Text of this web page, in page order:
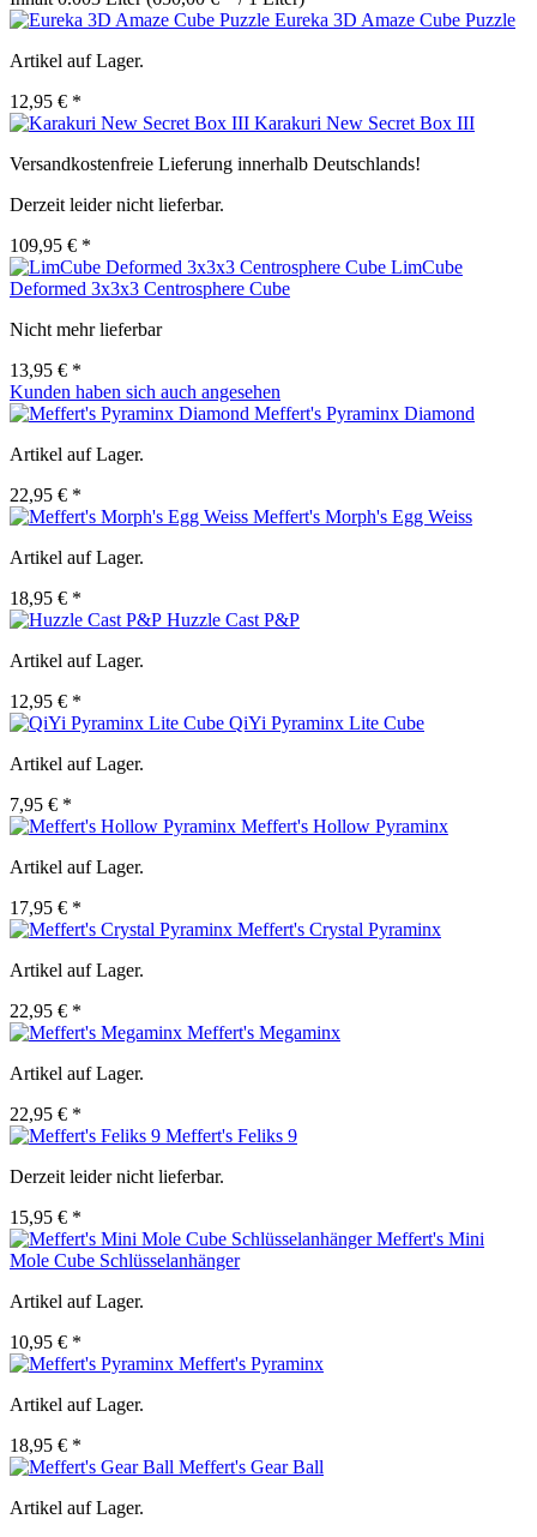
Eureka 3D Amaze Cube Puzzle
Artikel auf Lager.
12,95 € *
Karakuri New Secret Box III
Versandkostenfreie Lieferung innerhalb Deutschlands!
Derzeit leider nicht lieferbar.
109,95 € *
LimCube
Deformed 3x3x3 Centrosphere Cube
Nicht mehr lieferbar
13,95 € *
Kunden haben sich auch angesehen
Meffert's Pyraminx Diamond
Artikel auf Lager.
22,95 € *
Meffert's Morph's Egg Weiss
Artikel auf Lager.
18,95 € *
Huzzle Cast P&P
Artikel auf Lager.
12,95 € *
QiYi Pyraminx Lite Cube
Artikel auf Lager.
7,95 € *
Meffert's Hollow Pyraminx
Artikel auf Lager.
17,95 € *
Meffert's Crystal Pyraminx
Artikel auf Lager.
22,95 € *
Meffert's Megaminx
Artikel auf Lager.
22,95 € *
Meffert's Feliks 9
Derzeit leider nicht lieferbar.
15,95 € *
Meffert's Mini
Mole Cube Schlüsselanhänger
Artikel auf Lager.
10,95 € *
Meffert's Pyraminx
Artikel auf Lager.
18,95 € *
Meffert's Gear Ball
Artikel auf Lager.